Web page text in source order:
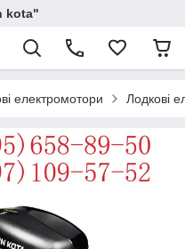
kota"
електромотори Лодкові